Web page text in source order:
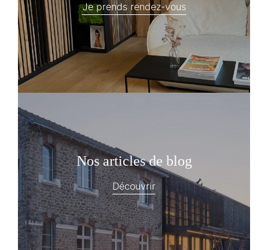
Je prends rendez-vous
Nos articles de blog
Découvrir